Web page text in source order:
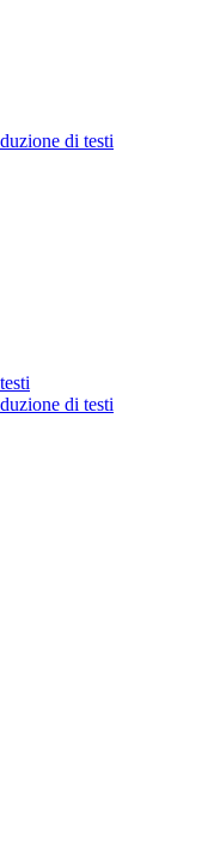
di testi
di testi